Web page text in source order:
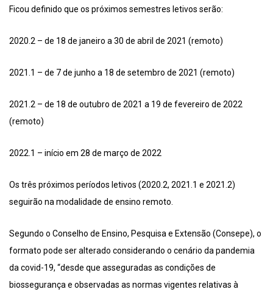
Ficou definido que os próximos semestres letivos serão:
2020.2 – de 18 de janeiro a 30 de abril de 2021 (remoto)
2021.1 – de 7 de junho a 18 de setembro de 2021 (remoto)
2021.2 – de 18 de outubro de 2021 a 19 de fevereiro de 2022
(remoto)
2022.1 – início em 28 de março de 2022
Os três próximos períodos letivos (2020.2, 2021.1 e 2021.2)
seguirão na modalidade de ensino remoto.
Segundo o Conselho de Ensino, Pesquisa e Extensão (Consepe), o
formato pode ser alterado considerando o cenário da pandemia
da covid-19, “desde que asseguradas as condições de
biossegurança e observadas as normas vigentes relativas à